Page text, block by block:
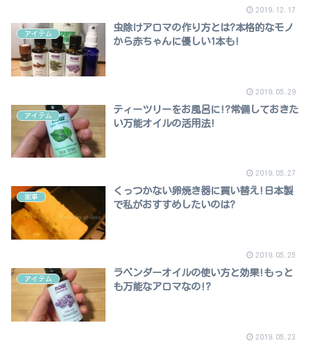
2019.12.17
アイテム
虫除けアロマの作り方とは?本格的なモノ
から赤ちゃんに優しい1本も!
2019.05.29
アイテム
ティーツリーをお風呂に!?常備しておきた
い万能オイルの活用法!
2019.05.27
家事
くっつかない卵焼き器に買い替え!日本製
で私がおすすめしたいのは?
2019.05.25
アイテム
ラベンダーオイルの使い方と効果!もっと
も万能なアロマなの!?
2019.05.23